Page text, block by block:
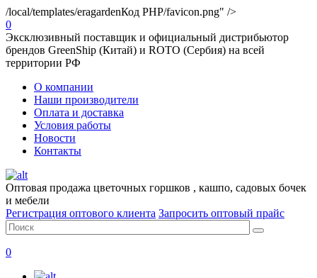
/local/templates/eragardenКод PHP/favicon.png" />
0
Эксклюзивный поставщик и официальный дистрибьютор
брендов GreenShip (Китай) и ROTO (Сербия) на всей
территории РФ
О компании
Наши производители
Оплата и доставка
Условия работы
Новости
Контакты
Оптовая продажа цветочных горшков , кашпо, садовых бочек
и мебели
Регистрация оптового клиента Запросить оптовый прайс
0